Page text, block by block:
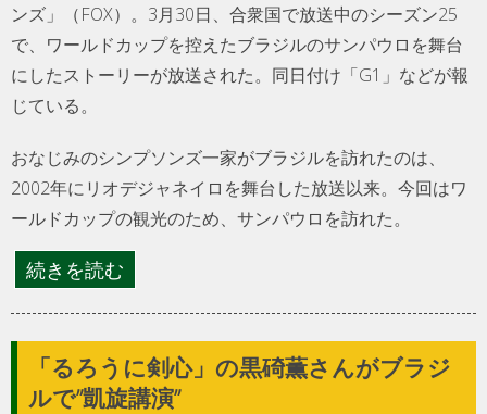
ンズ」（FOX）。3月30日、合衆国で放送中のシーズン25
で、ワールドカップを控えたブラジルのサンパウロを舞台
にしたストーリーが放送された。同日付け「G1」などが報
じている。
おなじみのシンプソンズ一家がブラジルを訪れたのは、
2002年にリオデジャネイロを舞台した放送以来。今回はワ
ールドカップの観光のため、サンパウロを訪れた。
続きを読む
「るろうに剣心」の黒碕薫さんがブラジ
ルで”凱旋講演”